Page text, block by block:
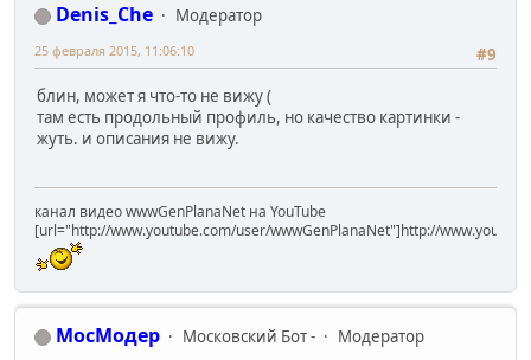
Denis_Che
Модератор
#9
25 февраля 2015, 11:06:10
блин, может я что-то не вижу (
там есть продольный профиль, но качество картинки -
жуть. и описания не вижу.
канал видео wwwGenPlanaNet на YouTube
[url="http://www.youtube.com/user/wwwGenPlanaNet"]http://
МосМодер Московский Бот - Модератор